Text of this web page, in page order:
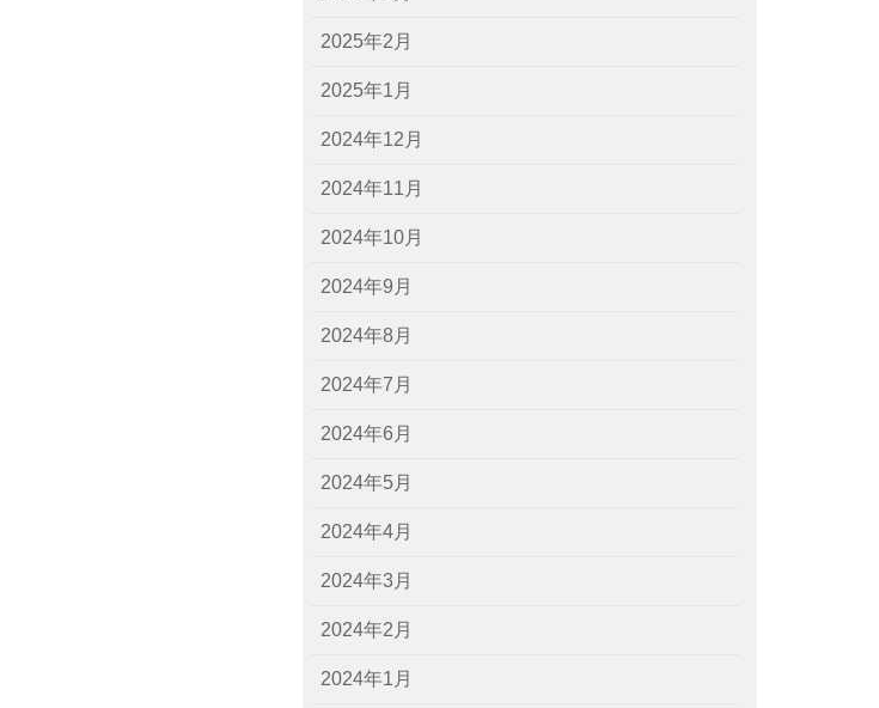
2025年2月
2025年1月
2024年12月
2024年11月
2024年10月
2024年9月
2024年8月
2024年7月
2024年6月
2024年5月
2024年4月
2024年3月
2024年2月
2024年1月